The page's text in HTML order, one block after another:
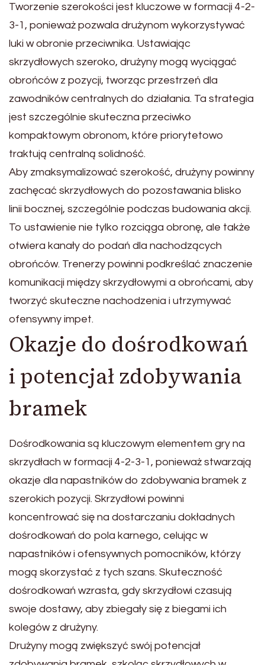
Tworzenie szerokości jest kluczowe w formacji 4-2-
3-1, ponieważ pozwala drużynom wykorzystywać
luki w obronie przeciwnika. Ustawiając
skrzydłowych szeroko, drużyny mogą wyciągać
obrońców z pozycji, tworząc przestrzeń dla
zawodników centralnych do działania. Ta strategia
jest szczególnie skuteczna przeciwko
kompaktowym obronom, które priorytetowo
traktują centralną solidność.
Aby zmaksymalizować szerokość, drużyny powinny
zachęcać skrzydłowych do pozostawania blisko
linii bocznej, szczególnie podczas budowania akcji.
To ustawienie nie tylko rozciąga obronę, ale także
otwiera kanały do podań dla nachodzących
obrońców. Trenerzy powinni podkreślać znaczenie
komunikacji między skrzydłowymi a obrońcami, aby
tworzyć skuteczne nachodzenia i utrzymywać
ofensywny impet.
Okazje do dośrodkowań
i potencjał zdobywania
bramek
Dośrodkowania są kluczowym elementem gry na
skrzydłach w formacji 4-2-3-1, ponieważ stwarzają
okazje dla napastników do zdobywania bramek z
szerokich pozycji. Skrzydłowi powinni
koncentrować się na dostarczaniu dokładnych
dośrodkowań do pola karnego, celując w
napastników i ofensywnych pomocników, którzy
mogą skorzystać z tych szans. Skuteczność
dośrodkowań wzrasta, gdy skrzydłowi czasują
swoje dostawy, aby zbiegały się z biegami ich
kolegów z drużyny.
Drużyny mogą zwiększyć swój potencjał